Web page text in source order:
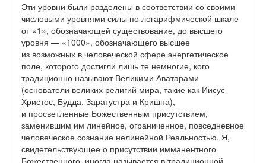
Эти уровни были разделены в соответствии со своими
числовыми уровнями силы по логарифмической шкале
от «1», обозначающей существование, до высшего
уровня — «1000», обозначающего высшее
из возможных в человеческой сфере энергетическое
поле, которого достигли лишь те немногие, кого
традиционно называют Великими Аватарами
(основатели великих религий мира, такие как Иисус
Христос, Будда, Заратустра и Кришна),
и просветленные Божественным присутствием,
заменившим им линейное, ограниченное, повседневное
человеческое сознание нелинейной Реальностью. Я,
свидетельствующее о присутствии имманентного
Божественного, иногда называется в традиционной